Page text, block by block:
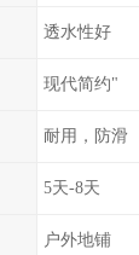
透水性好
现代简约"
耐用，防滑
5天-8天
户外地铺